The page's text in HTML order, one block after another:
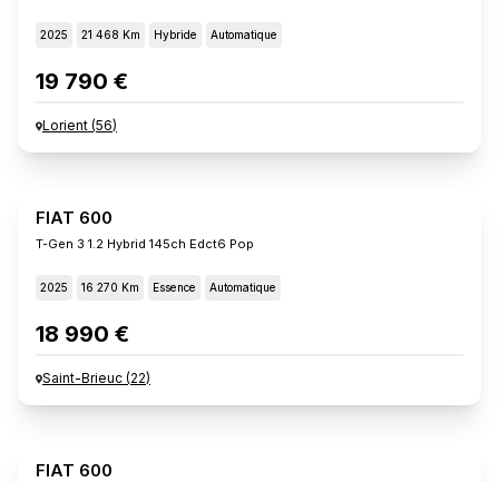
2025 21 468 Km Hybride Automatique
19 790 €
Lorient (56)
FIAT 600
T-Gen 3 1.2 Hybrid 145ch Edct6 Pop
2025 16 270 Km Essence Automatique
18 990 €
Saint-Brieuc (22)
FIAT 600